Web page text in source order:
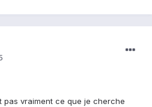
pas vraiment ce que je cherche